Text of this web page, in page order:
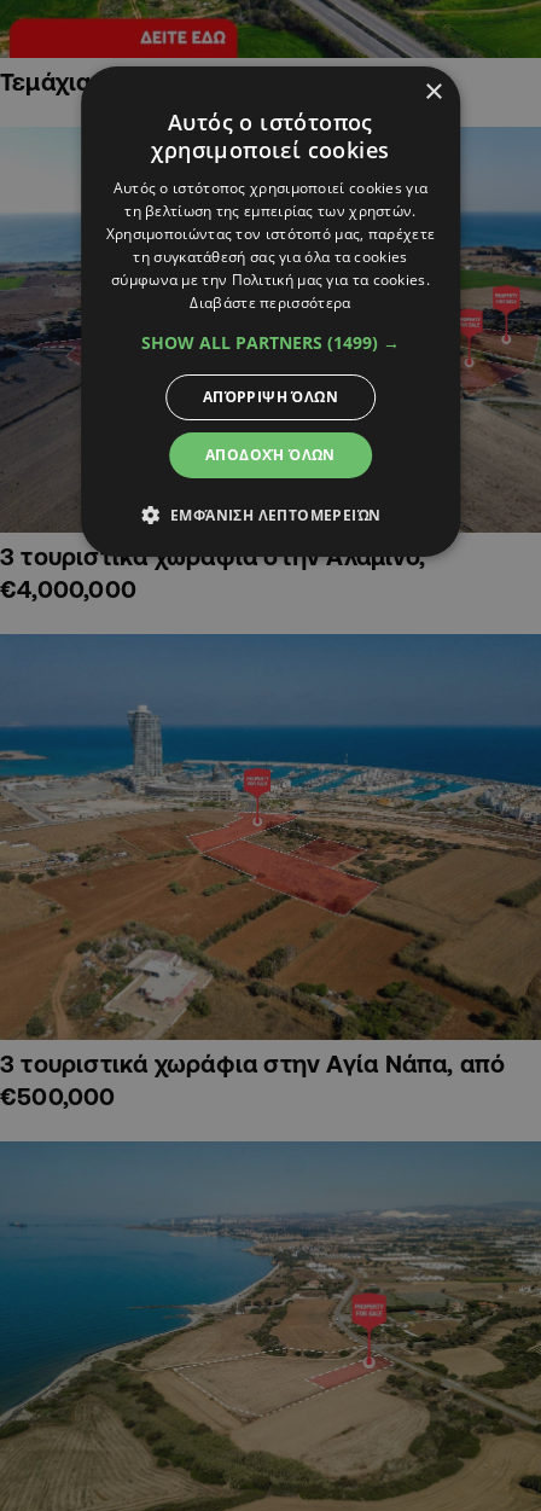
Τεμάχια Γης σε Οικιστικές Περιοχές
3 τουριστικά χωράφια στην Αλαμινό,
€4,000,000
3 τουριστικά χωράφια στην Αγία Νάπα, από
€500,000
×
Αυτός ο ιστότοπος
χρησιμοποιεί cookies
Αυτός ο ιστότοπος χρησιμοποιεί cookies για
τη βελτίωση της εμπειρίας των χρηστών.
Χρησιμοποιώντας τον ιστότοπό μας, παρέχετε
τη συγκατάθεσή σας για όλα τα cookies
σύμφωνα με την Πολιτική μας για τα cookies.
Διαβάστε περισσότερα
SHOW ALL PARTNERS (1499) →
ΑΠΟΔΟΧΉ ΌΛΩΝ
ΑΠΌΡΡΙΨΗ ΌΛΩΝ
ΕΜΦΆΝΙΣΗ ΛΕΠΤΟΜΕΡΕΙΏΝ